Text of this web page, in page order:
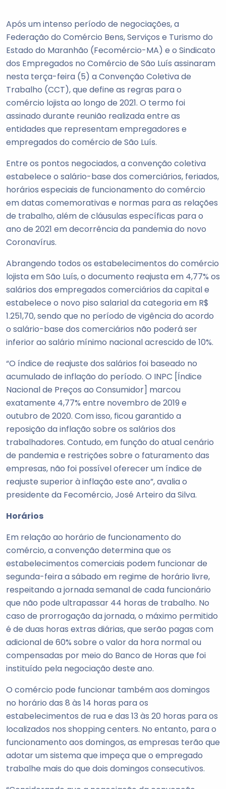
Após um intenso período de negociações, a
Federação do Comércio Bens, Serviços e Turismo do
Estado do Maranhão (Fecomércio-MA) e o Sindicato
dos Empregados no Comércio de São Luís assinaram
nesta terça-feira (5) a Convenção Coletiva de
Trabalho (CCT), que define as regras para o
comércio lojista ao longo de 2021. O termo foi
assinado durante reunião realizada entre as
entidades que representam empregadores e
empregados do comércio de São Luís.
Entre os pontos negociados, a convenção coletiva
estabelece o salário-base dos comerciários, feriados,
horários especiais de funcionamento do comércio
em datas comemorativas e normas para as relações
de trabalho, além de cláusulas específicas para o
ano de 2021 em decorrência da pandemia do novo
Coronavírus.
Abrangendo todos os estabelecimentos do comércio
lojista em São Luís, o documento reajusta em 4,77% os
salários dos empregados comerciários da capital e
estabelece o novo piso salarial da categoria em R$
1.251,70, sendo que no período de vigência do acordo
o salário-base dos comerciários não poderá ser
inferior ao salário mínimo nacional acrescido de 10%.
“O índice de reajuste dos salários foi baseado no
acumulado de inflação do período. O INPC [Índice
Nacional de Preços ao Consumidor] marcou
exatamente 4,77% entre novembro de 2019 e
outubro de 2020. Com isso, ficou garantido a
reposição da inflação sobre os salários dos
trabalhadores. Contudo, em função do atual cenário
de pandemia e restrições sobre o faturamento das
empresas, não foi possível oferecer um índice de
reajuste superior à inflação este ano”, avalia o
presidente da Fecomércio, José Arteiro da Silva.
Horários
Em relação ao horário de funcionamento do
comércio, a convenção determina que os
estabelecimentos comerciais podem funcionar de
segunda-feira a sábado em regime de horário livre,
respeitando a jornada semanal de cada funcionário
que não pode ultrapassar 44 horas de trabalho. No
caso de prorrogação da jornada, o máximo permitido
é de duas horas extras diárias, que serão pagas com
adicional de 60% sobre o valor da hora normal ou
compensadas por meio do Banco de Horas que foi
instituído pela negociação deste ano.
O comércio pode funcionar também aos domingos
no horário das 8 às 14 horas para os
estabelecimentos de rua e das 13 às 20 horas para os
localizados nos shopping centers. No entanto, para o
funcionamento aos domingos, as empresas terão que
adotar um sistema que impeça que o empregado
trabalhe mais do que dois domingos consecutivos.